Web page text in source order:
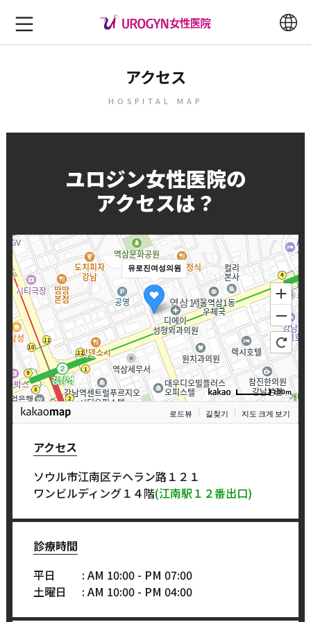
アクセス
HOSPITAL MAP
ユロジン女性医院の
アクセスは？
유로진여성의원
100m
로드뷰 길찾기 지도 크게 보기
アクセス
ソウル市江南区テヘラン路１２１
ワンビルディング１４階(江南駅１２番出口)
診療時間
平日
: AM 10:00 - PM 07:00
土曜日
: AM 10:00 - PM 04:00